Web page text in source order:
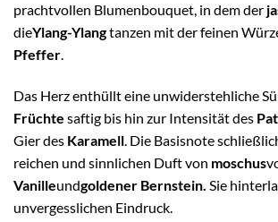
prachtvollen Blumenbouquet, in dem der
dieYlang-Ylangtanzen mit der feinen
Pfeffer.
Das Herz enthüllt eine unwiderstehliche
Früchte saftig bis hin zur Intensität des
Gier des Karamell. Die Basisnote
reichen und sinnlichen Duft von moschus
Vanilleundgoldener Bernstein. Sie
unvergesslichen Eindruck.